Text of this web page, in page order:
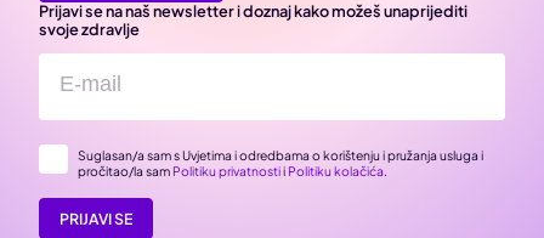
Prijavi se na naš newsletter i doznaj kako možeš unaprijediti
svoje zdravlje
Suglasan/a sam s Uvjetima i odredbama o korištenju i pružanja usluga i
pročitao/la sam Politiku privatnostii Politiku kolačića.
PRIJAVI SE